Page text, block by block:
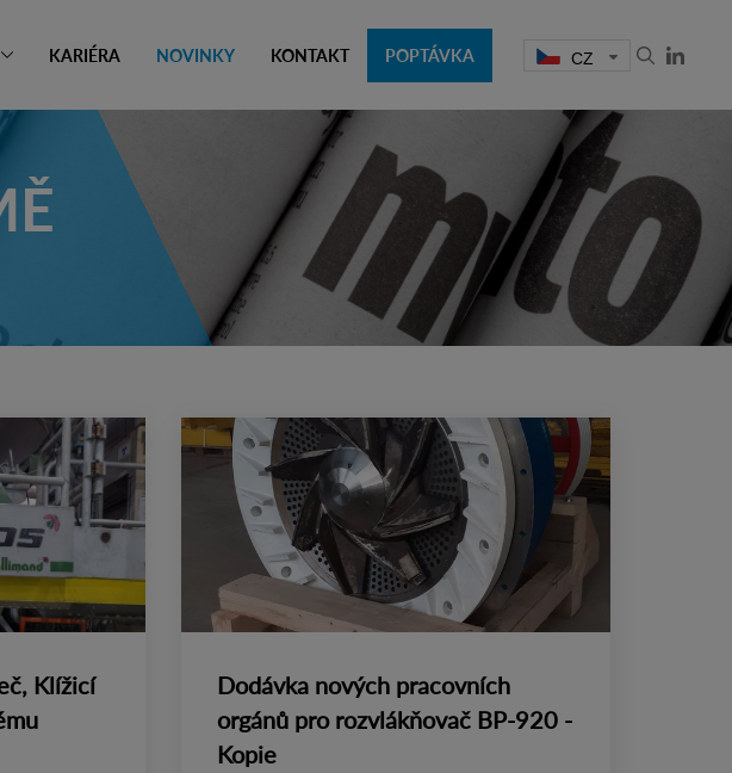
KARIÉRA NOVINKY KONTAKT POPTÁVKA CZ
Klížicí
Dodávka nových pracovních
orgánů pro rozvlákňovač BP-920 -
Kopie